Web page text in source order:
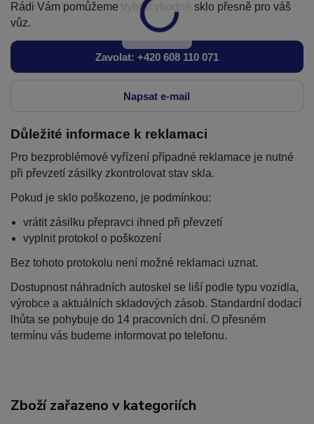
Rádi Vám pomůžeme vybrat vhodné sklo přesně pro váš
vůz.
Zavolat: +420 608 110 071
Napsat e-mail
Důležité informace k reklamaci
Pro bezproblémové vyřízení případné reklamace je nutné
při převzetí zásilky zkontrolovat stav skla.
Pokud je sklo poškozeno, je podmínkou:
vrátit zásilku přepravci ihned při převzetí
vyplnit protokol o poškození
Bez tohoto protokolu není možné reklamaci uznat.
Dostupnost náhradních autoskel se liší podle typu vozidla,
výrobce a aktuálních skladových zásob. Standardní dodací
lhůta se pohybuje do 14 pracovních dní. O přesném
termínu vás budeme informovat po telefonu.
Zboží zařazeno v kategoriích